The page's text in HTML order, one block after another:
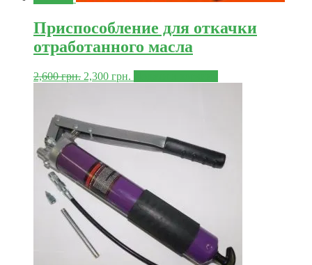
Приспособление для откачки
отработанного масла
2,600грн. 2,300 грн.